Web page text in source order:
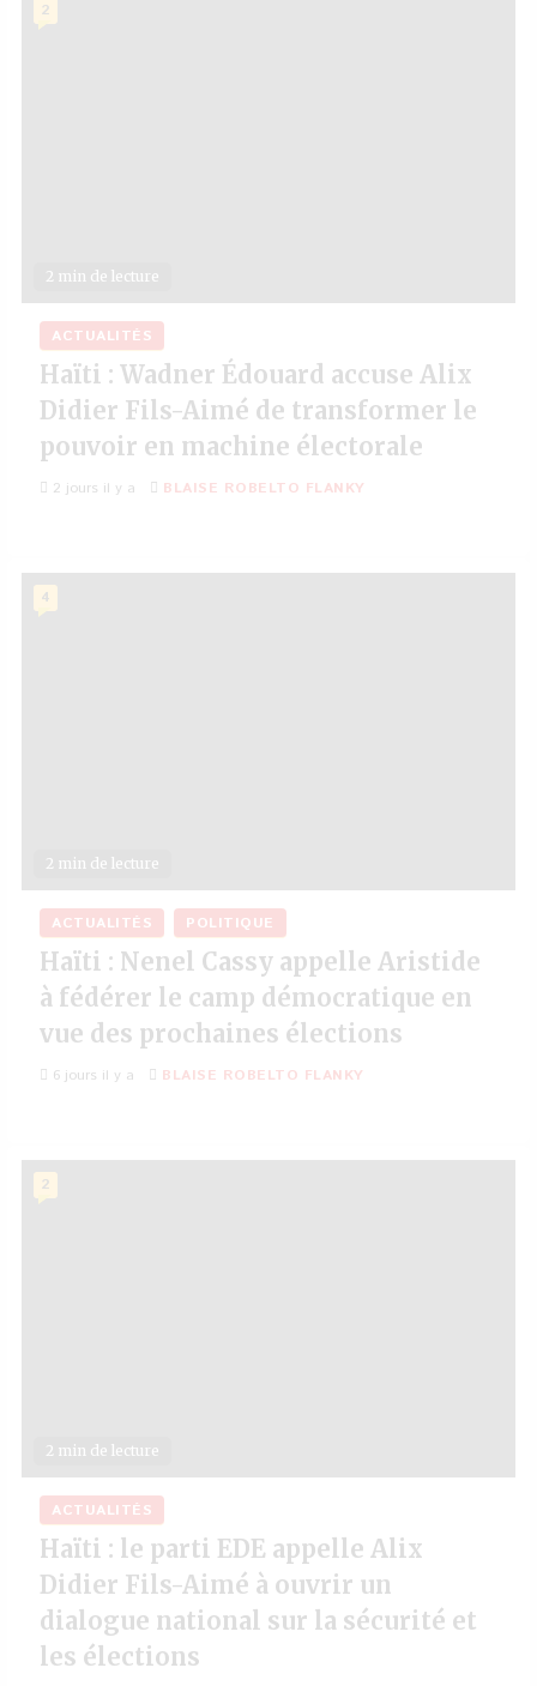
2 min de lecture
2
ACTUALITÉS
Haïti : Wadner Édouard accuse Alix
Didier Fils-Aimé de transformer le
pouvoir en machine électorale
2 jours il y a BLAISE ROBELTO FLANKY
2 min de lecture
4
ACTUALITÉS POLITIQUE
Haïti : Nenel Cassy appelle Aristide
à fédérer le camp démocratique en
vue des prochaines élections
6 jours il y a BLAISE ROBELTO FLANKY
2 min de lecture
2
ACTUALITÉS
Haïti : le parti EDE appelle Alix
Didier Fils-Aimé à ouvrir un
dialogue national sur la sécurité et
les élections